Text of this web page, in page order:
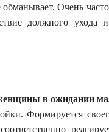
Очень
должного ухода
женщины в ожидании
Формируется